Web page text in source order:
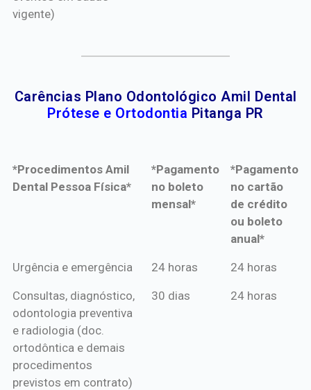
vigente)
Carências Plano Odontológico Amil Dental
Prótese e Ortodontia Pitanga PR
*Procedimentos Amil
Dental Pessoa Física*
*Pagamento
no boleto
mensal*
*Pagamento
no cartão
de crédito
ou boleto
anual*
*Procedimentos Amil
*Pagamento
mensal*
*Pagamento
de crédito
Urgência e emergência 24 horas 24 horas
Consultas, diagnóstico,
odontologia preventiva
e radiologia (doc.
ortodôntica e demais
procedimentos
previstos em contrato)
30 dias 24 horas